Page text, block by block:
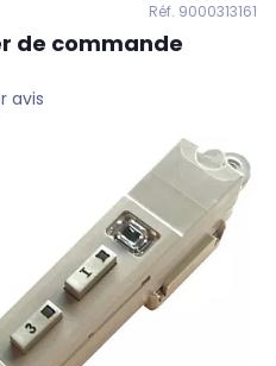
Réf. 9000313161
de commande
avis